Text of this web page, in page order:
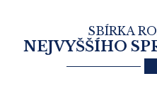
SBÍRKA
NEJVYŠŠÍHO